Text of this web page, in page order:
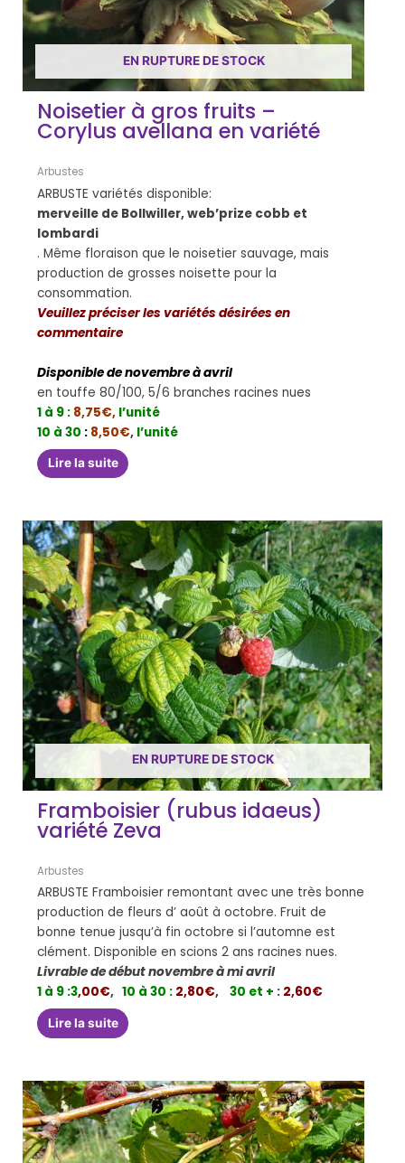
EN RUPTURE DE STOCK
Noisetier à gros fruits –
Corylus avellana en variété
Arbustes
ARBUSTE variétés disponible:
merveille de Bollwiller, web’prize cobb et
lombardi
. Même floraison que le noisetier sauvage, mais
production de grosses noisette pour la
consommation.
Veuillez préciser les variétés désirées en
commentaire
Disponible de novembre à avril
en touffe 80/100, 5/6 branches racines nues
1 à 9 : 8,75€, l’unité
10 à 30 : 8,50€, l’unité
Lire la suite
EN RUPTURE DE STOCK
Framboisier (rubus idaeus)
variété Zeva
Arbustes
ARBUSTE Framboisier remontant avec une très bonne
production de fleurs d’ août à octobre. Fruit de
bonne tenue jusqu’à fin octobre si l’automne est
clément. Disponible en scions 2 ans racines nues.
Livrable de début novembre à mi avril
1 à 9 :3,00€,10 à 30 : 2,80€,30 et + : 2,60€
Lire la suite